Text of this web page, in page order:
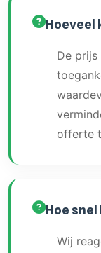
Hoeveel
De
offerte
Hoe snel
Wij